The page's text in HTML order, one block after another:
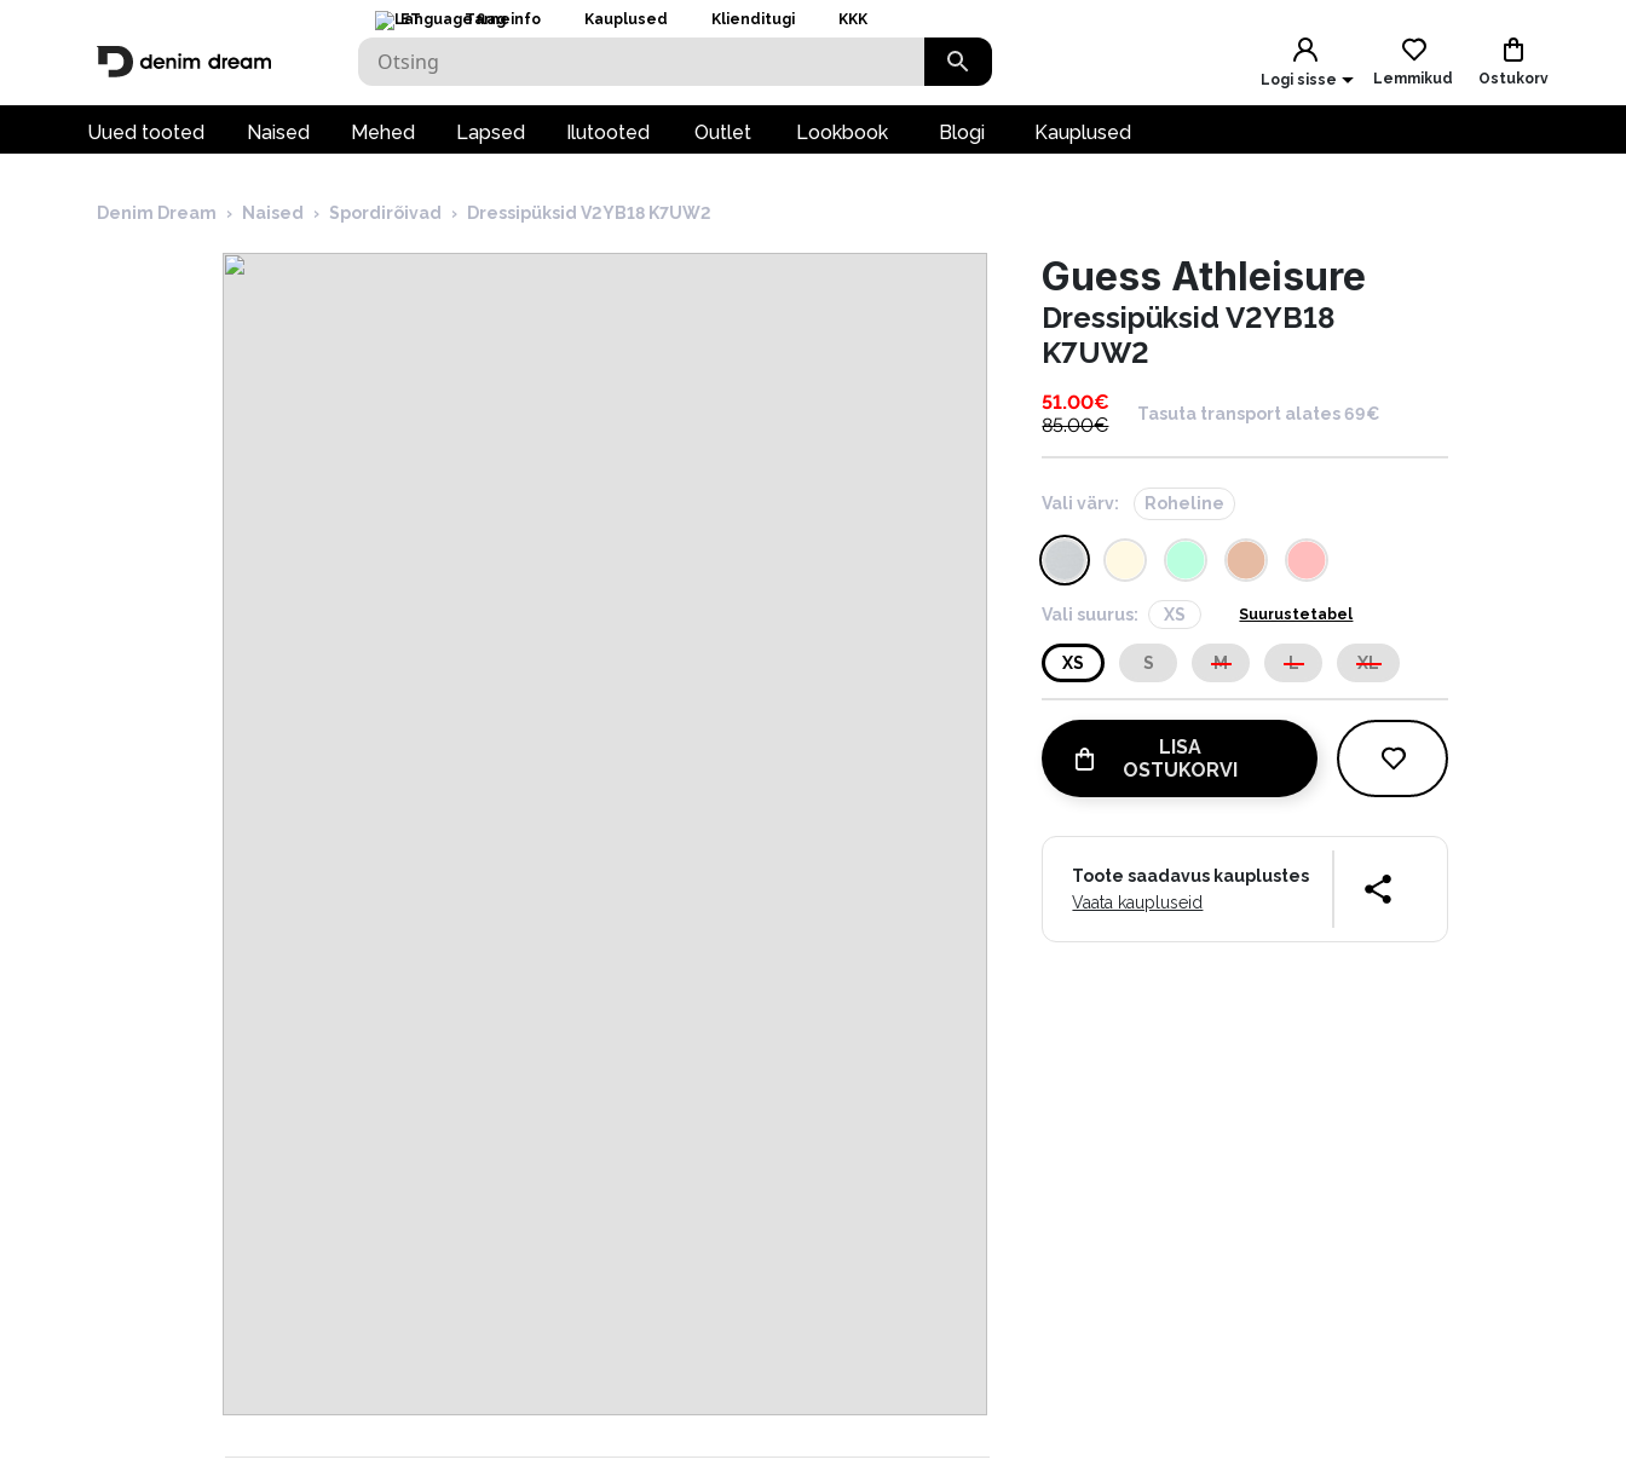
ET Tarneinfo Kauplused Klienditugi KKK
Logi sisse Lemmikud Ostukorv
Uued tooted Naised Mehed Lapsed Ilutooted Outlet Lookbook Blogi Kauplused
Denim Dream › Naised › Spordirõivad › Dressipüksid V2YB18 K7UW2
Guess Athleisure
Dressipüksid V2YB18
K7UW2
51.00€
85.00€
Tasuta transport alates 69€
Vali värv: Roheline
Vali suurus: XS Suurustetabel
XS S M L XL
LISA
OSTUKORVI
Toote saadavus kauplustes
Vaata kaupluseid